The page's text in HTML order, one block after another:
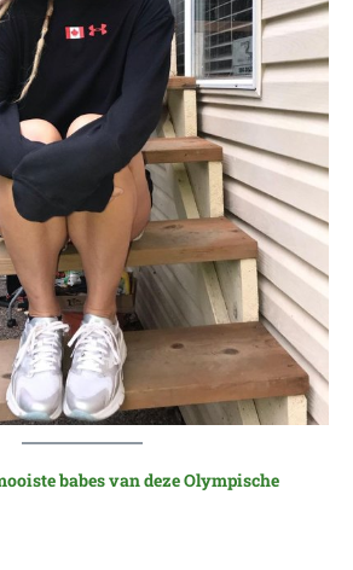
babes van deze Olympische